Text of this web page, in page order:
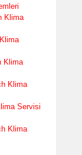
Klima
Klima
Klima
Servisi
Klima